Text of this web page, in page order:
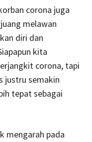
corona juga
melawan
diri dan
kita
corona, tapi
justru semakin
tepat sebagai
mengarah pada